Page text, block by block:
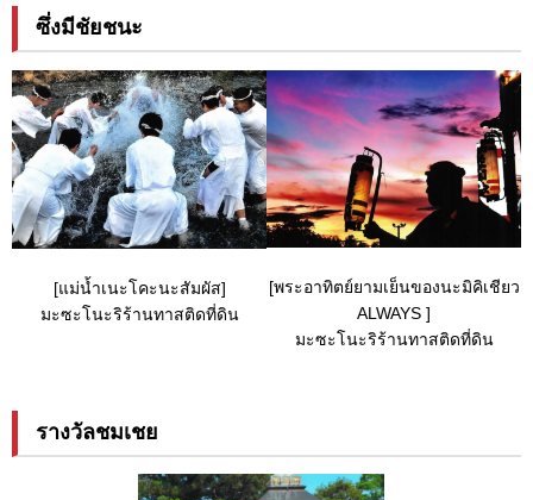
ซึ่งมีชัยชนะ
[แม่น้ำเนะโคะนะสัมผัส]
มะซะโนะริร้านทาสติดที่ดิน
[พระอาทิตย์ยามเย็นของนะมิคิเชียว
ALWAYS ]
มะซะโนะริร้านทาสติดที่ดิน
รางวัลชมเชย